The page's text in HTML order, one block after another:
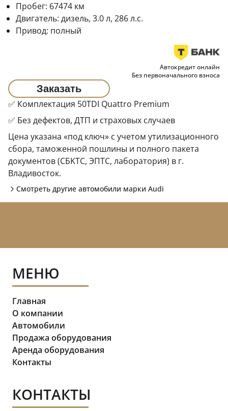
Пробег: 67474 км
Двигатель: дизель, 3.0 л, 286 л.с.
Привод: полный
Автокредит онлайн
Без первоначального взноса
Заказать
✅ Комплектация 50TDI Quattro Premium
✅ Без дефектов, ДТП и страховых случаев
Цена указана «под ключ» с учетом утилизационного
сбора, таможенной пошлины и полного пакета
документов (CБKТС, ЭПTC, лаборатория) в г.
Владивосток.
Смотреть другие автомобили марки Audi
МЕНЮ
Главная
О компании
Автомобили
Продажа оборудования
Аренда оборудования
Контакты
КОНТАКТЫ